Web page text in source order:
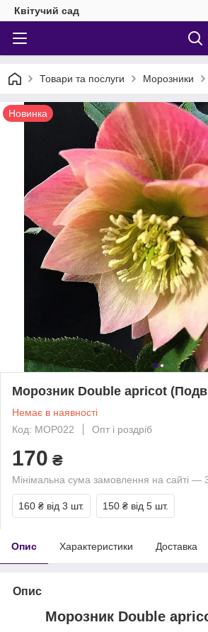
Квітучий сад
Товари та послуги Морозники
Новинка
Морозник Double apricot
Немає в наявності
Код: МОР022
Опт і роздріб
170 ₴
Мінімальна сума замовлення на сайті —
160 ₴ від 3 шт. 150 ₴ від 5 шт.
Опис Характеристики Доставка
Опис
Морозник Double